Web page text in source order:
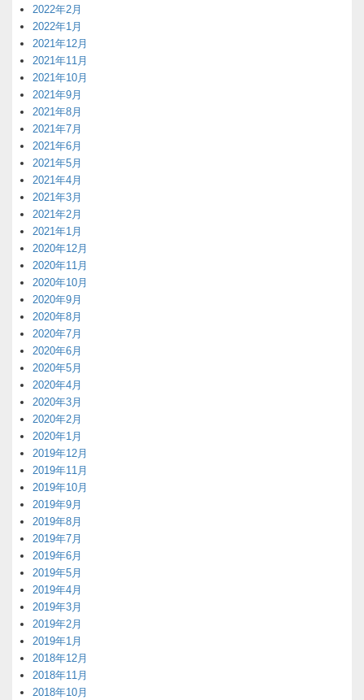
2022年2月
2022年1月
2021年12月
2021年11月
2021年10月
2021年9月
2021年8月
2021年7月
2021年6月
2021年5月
2021年4月
2021年3月
2021年2月
2021年1月
2020年12月
2020年11月
2020年10月
2020年9月
2020年8月
2020年7月
2020年6月
2020年5月
2020年4月
2020年3月
2020年2月
2020年1月
2019年12月
2019年11月
2019年10月
2019年9月
2019年8月
2019年7月
2019年6月
2019年5月
2019年4月
2019年3月
2019年2月
2019年1月
2018年12月
2018年11月
2018年10月